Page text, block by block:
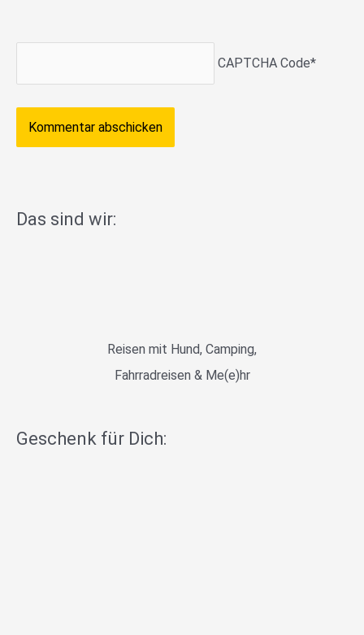
CAPTCHA Code*
Das sind wir:
Reisen mit Hund, Camping,
Fahrradreisen & Me(e)hr
Geschenk für Dich: